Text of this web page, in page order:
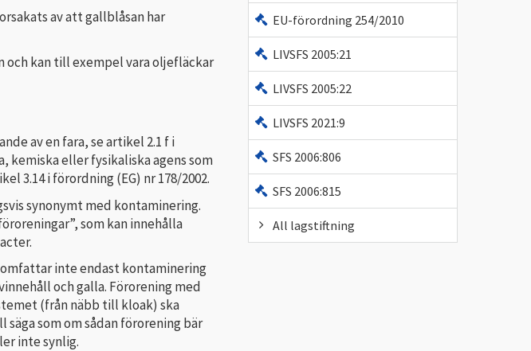
av att gallblåsan har
och kan till exempel vara oljefläckar
av en fara, se artikel 2.1 f i
kemiska eller fysikaliska agens som
3.14 i förordning (EG) nr 178/2002.
synonymt med kontaminering.
som kan innehålla
inte endast kontaminering
och galla. Förorening med
(från näbb till kloak) ska
som om sådan förorening bär
inte synlig.
EU-förordning 254/2010
LIVSFS 2005:21
LIVSFS 2005:22
LIVSFS 2021:9
SFS 2006:806
SFS 2006:815
All lagstiftning